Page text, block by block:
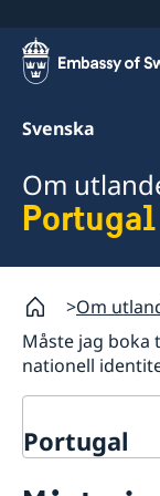
Svenska
Om
Portugal
Om
Måste jag boka
nationell
Portugal